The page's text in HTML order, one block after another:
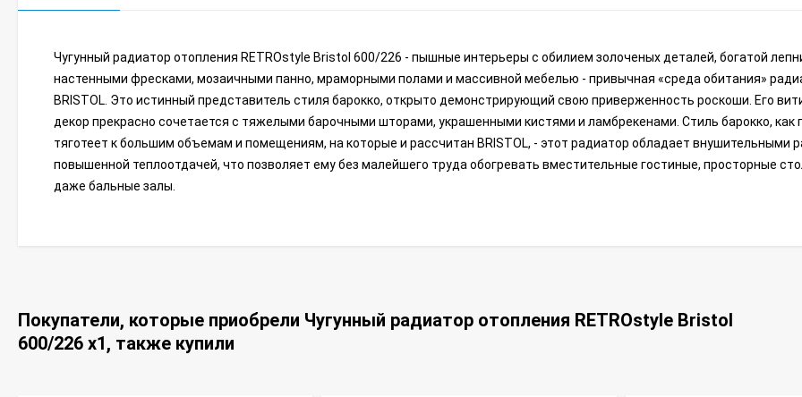
Чугунный радиатор отопления RETROstyle Bristol 600/226 - пышные интерьеры с обилием золоченых деталей, богатой
настенными фресками, мозаичными панно, мраморными полами и массивной мебелью - привычная «среда обитания»
BRISTOL. Это истинный представитель стиля барокко, открыто демонстрирующий свою приверженность роскоши. Его
декор прекрасно сочетается с тяжелыми барочными шторами, украшенными кистями и ламбрекенами. Стиль барокко, как
тяготеет к большим объемам и помещениям, на которые и рассчитан BRISTOL, - этот радиатор обладает внушительными
повышенной теплоотдачей, что позволяет ему без малейшего труда обогревать вместительные гостиные, просторные
даже бальные залы.
Покупатели, которые приобрели Чугунный радиатор отопления RETROstyle Bristol
600/226 x1, также купили